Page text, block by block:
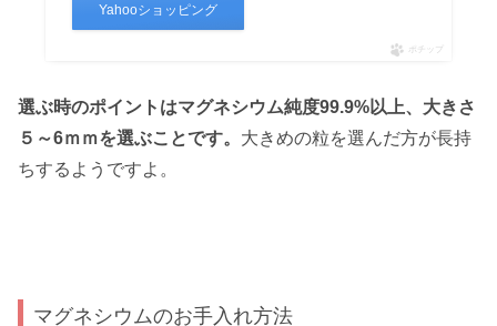
Yahooショッピング
ポチップ
選ぶ時のポイントはマグネシウム純度99.9%以上、大きさ
５～6ｍｍを選ぶことです。 大きめの粒を選んだ方が長持
ちするようですよ。
マグネシウムのお手入れ方法